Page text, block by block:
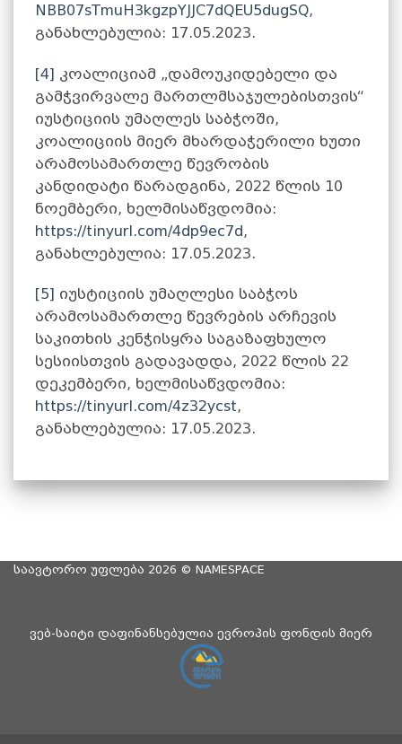
NBB07sTmuH3kgzpYJJC7dQEU5dugSQ,
განახლებულია: 17.05.2023.
[4] კოალიციამ „დამოუკიდებელი და
გამჭვირვალე მართლმსაჯულებისთვის“
იუსტიციის უმაღლეს საბჭოში,
კოალიციის მიერ მხარდაჭერილი ხუთი
არამოსამართლე წევრობის
კანდიდატი წარადგინა, 2022 წლის 10
ნოემბერი, ხელმისაწვდომია:
https://tinyurl.com/4dp9ec7d,
განახლებულია: 17.05.2023.
[5] იუსტიციის უმაღლესი საბჭოს
არამოსამართლე წევრების არჩევის
საკითხის კენჭისყრა საგაზაფხულო
სესიისთვის გადავადდა, 2022 წლის 22
დეკემბერი, ხელმისაწვდომია:
https://tinyurl.com/4z32ycst,
განახლებულია: 17.05.2023.
საავტორო უფლება 2026 © NAMESPACE
ვებ-საიტი დაფინანსებულია ევროპის ფონდის მიერ